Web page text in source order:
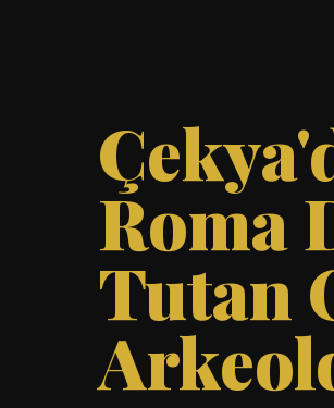
Roma
Tutan